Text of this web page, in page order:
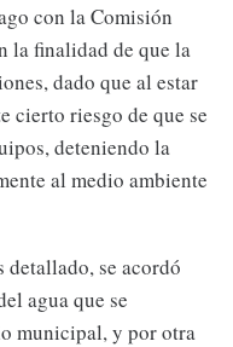
con la Comisión
la finalidad de que la
dado que al estar
cierto riesgo de que se
deteniendo la
al medio ambiente
se acordó
agua que se
municipal, y por otra